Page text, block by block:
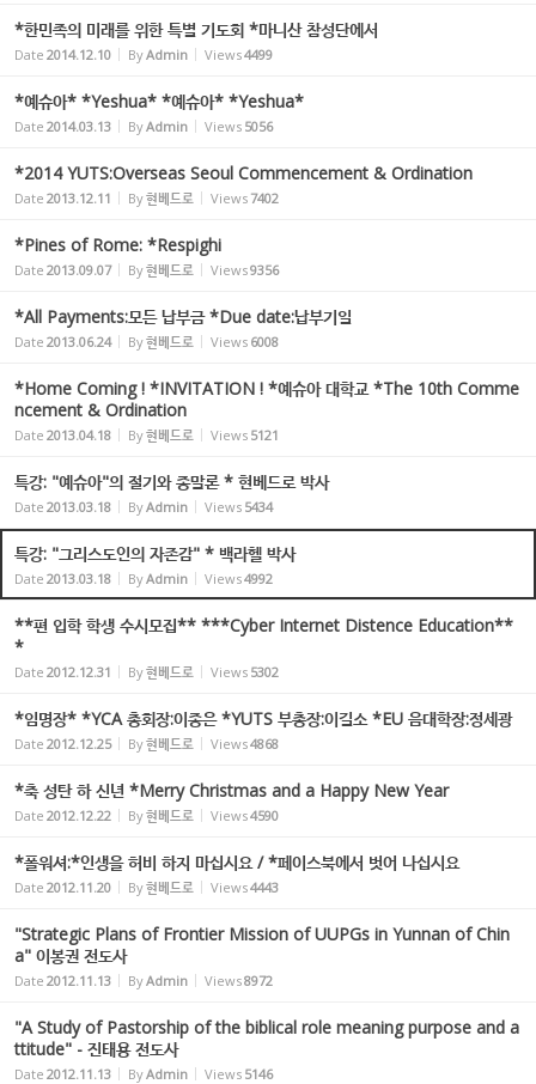
*한민족의 미래를 위한 특별 기도회 *마니산 참성단에서
Date 2014.12.10 ByAdmin Views4499
*예슈아* *Yeshua* *예슈아* *Yeshua*
Date 2014.03.13 ByAdmin Views 5056
*2014 YUTS:Overseas Seoul Commencement & Ordination
Date 2013.12.11 By현베드로 Views 7402
*Pines of Rome: *Respighi
Date 2013.09.07 By현베드로 Views9356
*All Payments:모든 납부금 *Due date:납부기일
Date 2013.06.24 By현베드로 Views 6008
*Home Coming ! *INVITATION ! *예슈아 대학교 *The 10th Comme
ncement & Ordination
Date 2013.04.18 By현베드로 Views 5121
특강: "예슈아"의 절기와 종말론 * 현베드로 박사
Date 2013.03.18 ByAdmin Views 5434
특강: "그리스도인의 자존감" * 백라헬 박사
Date 2013.03.18 ByAdmin Views4992
**편 입학 학생 수시모집** ***Cyber Internet Distence Education**
*
Date 2012.12.31 By현베드로 Views 5302
*임명장* *YCA 총회장:이종은 *YUTS 부총장:이길소 *EU 음대학장:정세광
Date 2012.12.25 By현베드로 Views4868
*축 성탄 하 신년 *Merry Christmas and a Happy New Year
Date 2012.12.22 By현베드로 Views4590
*폴워셔:*인생을 허비 하지 마십시요 / *페이스북에서 벗어 나십시요
Date 2012.11.20 By현베드로 Views4443
"Strategic Plans of Frontier Mission of UUPGs in Yunnan of Chin
a" 이봉권 전도사
Date 2012.11.13 ByAdmin Views8972
"A Study of Pastorship of the biblical role meaning purpose and a
ttitude" - 진태용 전도사
Date 2012.11.13 ByAdmin Views 5146